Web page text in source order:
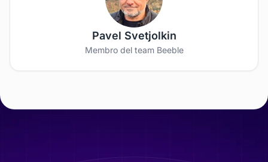
Pavel Svetjolkin
Membro del team Beeble